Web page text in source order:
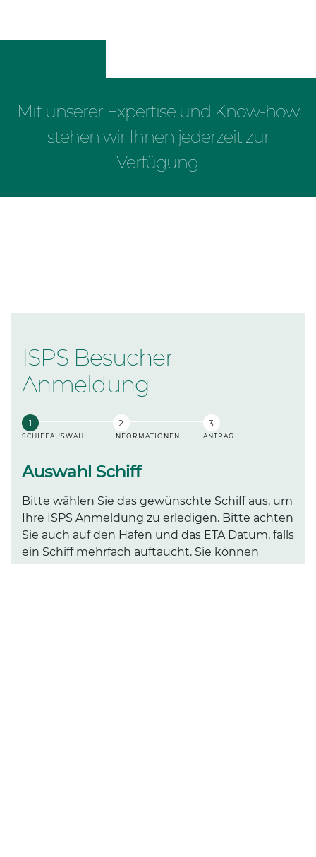
Mit unserer Expertise und Know-how
stehen wir Ihnen jederzeit zur
Verfügung.
ISPS Besucher
Anmeldung
SCHIFFAUSWAHL INFORMATIONEN ANTRAG
Auswahl Schiff
Bitte wählen Sie das gewünschte Schiff aus, um
Ihre ISPS Anmeldung zu erledigen. Bitte achten
Sie auch auf den Hafen und das ETA Datum, falls
ein Schiff mehrfach auftaucht. Sie können